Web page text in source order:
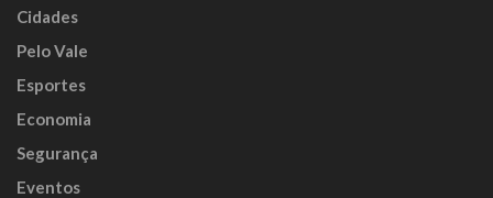
Cidades
Pelo Vale
Esportes
Economia
Segurança
Eventos